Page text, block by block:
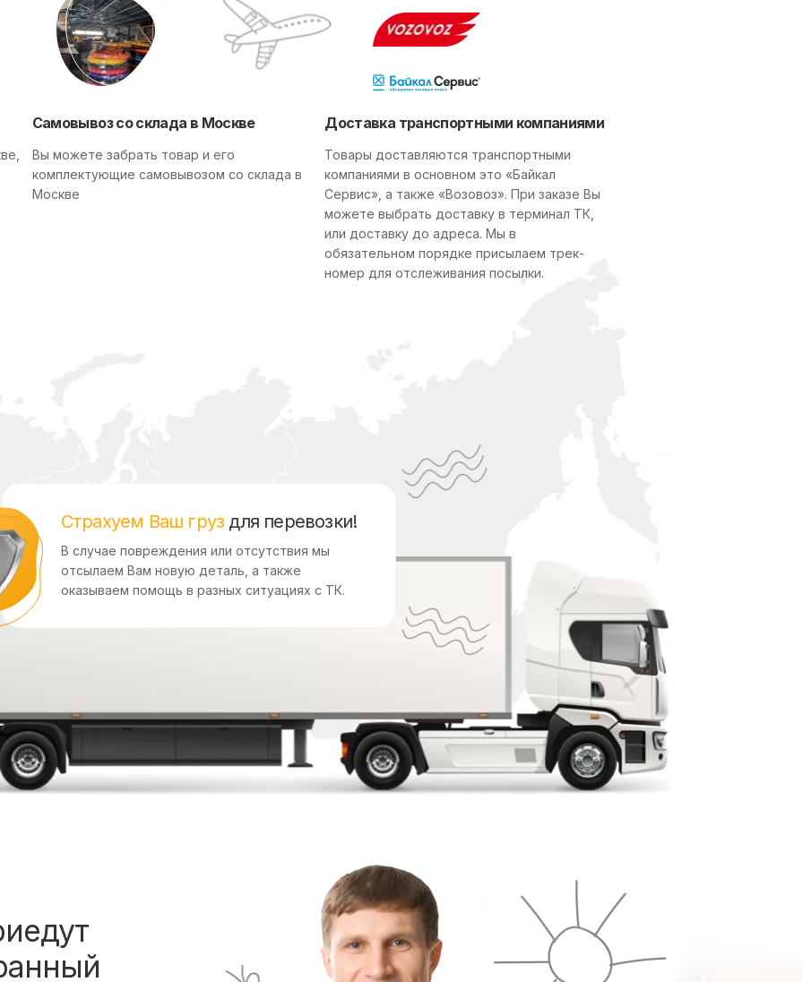
Страхуем Ваш груз для перевозки!
В случае повреждения или отсутствия мы
отсылаем Вам новую деталь, а также
оказываем помощь в разных ситуациях с ТК.
Самовывоз со склада в Москве
Вы можете забрать товар и его
комплектующие самовывозом со склада в
Москве
Доставка транспортными компаниями
Товары доставляются транспортными
компаниями в основном это «Байкал
Сервис», а также «Возовоз». При заказе Вы
можете выбрать доставку в терминал ТК,
или доставку до адреса. Мы в
обязательном порядке присылаем трек-
номер для отслеживания посылки.